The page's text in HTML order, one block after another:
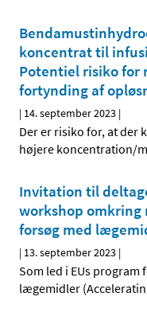
koncentrat til
Potentiel risiko for
fortynding af
| 14. september 2023 |
Der er risiko for, at der
højere koncentration/
Invitation til
workshop
forsøg med
| 13. september 2023 |
Som led i EUs program
lægemidler